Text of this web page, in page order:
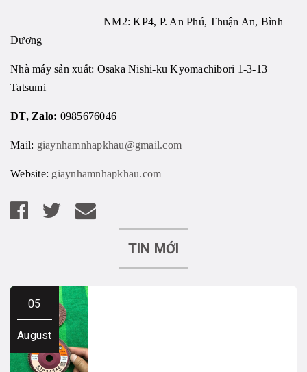
NM2: KP4, P. An Phú, Thuận An, Bình
Dương
Nhà máy sản xuất: Osaka Nishi-ku Kyomachibori 1-3-13
Tatsumi
ĐT, Zalo: 0985676046
Mail: giaynhamnhapkhau@gmail.com
Website: giaynhamnhapkhau.com
TIN MỚI
05
August